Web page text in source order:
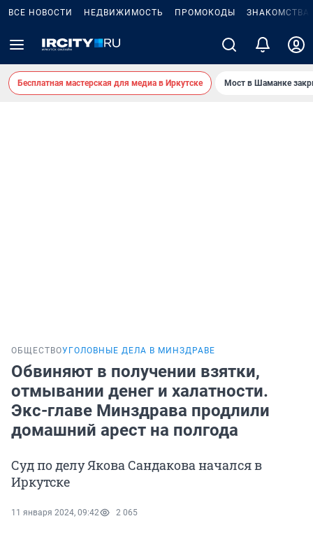
ВСЕ НОВОСТИ НЕДВИЖИМОСТЬ ПРОМОКОДЫ ЗНАКОМСТВА
Бесплатная мастерская для медиа в Иркутске Мост в Шаманке
ОБЩЕСТВОУГОЛОВНЫЕ ДЕЛА В МИНЗДРАВЕ
Обвиняют в получении взятки,
отмывании денег и халатности.
Экс-главе Минздрава продлили
домашний арест на полгода
Суд по делу Якова Сандакова начался в
Иркутске
11 января 2024, 09:42 2 065